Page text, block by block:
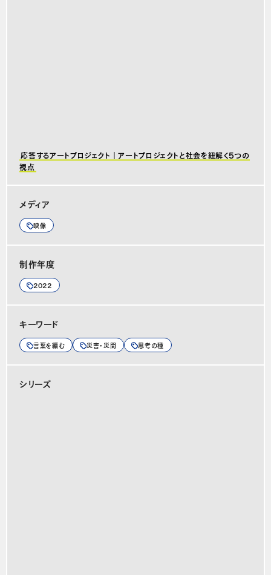
応答するアートプロジェクト｜アートプロジェクトと社会を紐解く5つの
視点
メディア
映像
制作年度
2022
キーワード
言葉を編む 災害・災間 思考の種
シリーズ